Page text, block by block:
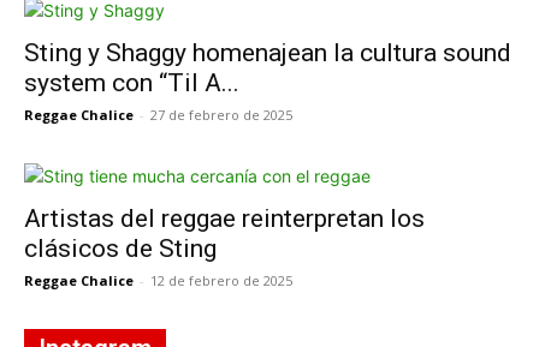
Sting y Shaggy homenajean la cultura sound
system con “Til A...
Reggae Chalice - 27 de febrero de 2025
Artistas del reggae reinterpretan los
clásicos de Sting
Reggae Chalice - 12 de febrero de 2025